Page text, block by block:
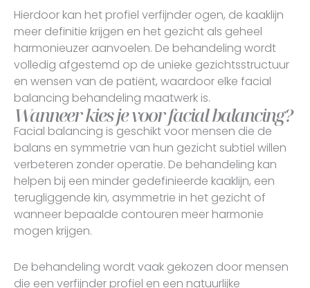
Hierdoor kan het profiel verfijnder ogen, de kaaklijn
meer definitie krijgen en het gezicht als geheel
harmonieuzer aanvoelen. De behandeling wordt
volledig afgestemd op de unieke gezichtsstructuur
en wensen van de patiënt, waardoor elke facial
balancing behandeling maatwerk is.
Wanneer kies je voor facial balancing?
Facial balancing is geschikt voor mensen die de
balans en symmetrie van hun gezicht subtiel willen
verbeteren zonder operatie. De behandeling kan
helpen bij een minder gedefinieerde kaaklijn, een
terugliggende kin, asymmetrie in het gezicht of
wanneer bepaalde contouren meer harmonie
mogen krijgen.
De behandeling wordt vaak gekozen door mensen
die een verfijnder profiel en een natuurlijke